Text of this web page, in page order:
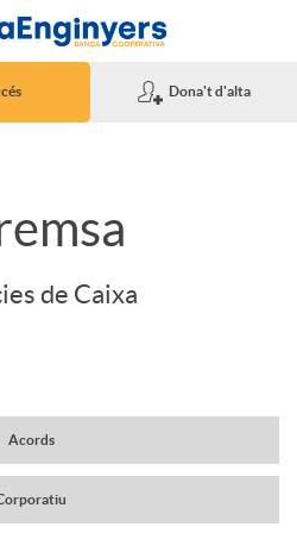
Dona't d'alta
de Caixa
Acords